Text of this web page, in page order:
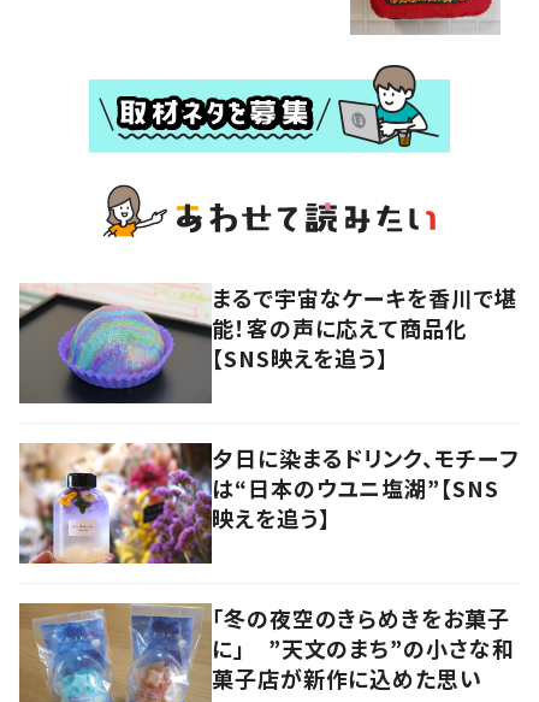
まるで宇宙なケーキを香川で堪
能！客の声に応えて商品化
【SNS映えを追う】
夕日に染まるドリンク、モチーフ
は“日本のウユニ塩湖”【SNS
映えを追う】
「冬の夜空のきらめきをお菓子
に」 ”天文のまち”の小さな和
菓子店が新作に込めた思い